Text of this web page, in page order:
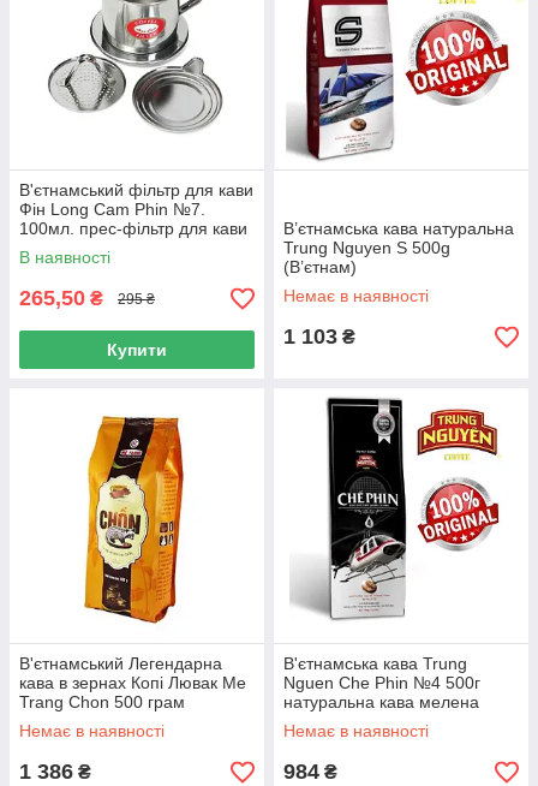
В'єтнамський фільтр для кави
Фін Long Cam Phin №7.
100мл. прес-фільтр для кави
"в'єтнамською"
В наявності
265,50 ₴ 295 ₴
Купити
В’єтнамська кава натуральна
Trung Nguyen S 500g
(В’єтнам)
Немає в наявності
1 103 ₴
В'єтнамський Легендарна
кава в зернах Копі Лювак Me
Trang Chon 500 грам
(В'єтнам)
Немає в наявності
1 386 ₴
В'єтнамська кава Trung
Nguen Che Phin №4 500г
натуральна кава мелена
(В'єтнам)
Немає в наявності
984 ₴